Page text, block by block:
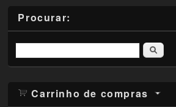
Procurar:
Pesquisar
Carrinho de compras